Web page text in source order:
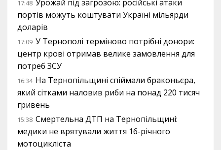
17:48 Урожай під загрозою: російські атаки
портів можуть коштувати Україні мільярди
доларів
17:09 У Тернополі терміново потрібні донори:
центр крові отримав велике замовлення для
потреб ЗСУ
16:34 На Тернопільщині спіймали браконьєра,
який сітками наловив риби на понад 220 тисяч
гривень
15:38 Смертельна ДТП на Тернопільщині:
медики не врятували життя 16-річного
мотоцикліста